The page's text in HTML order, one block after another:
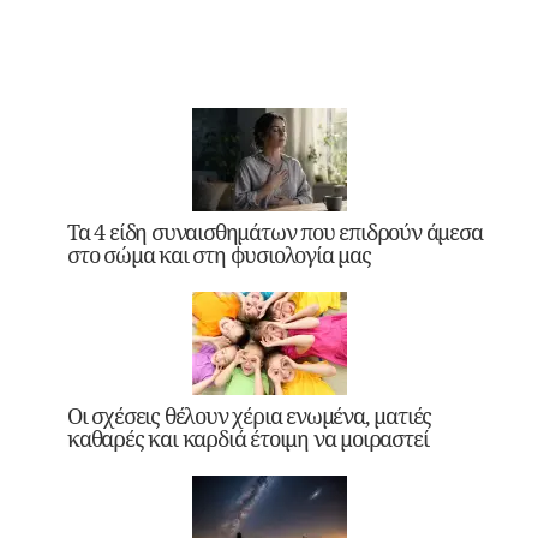
Τα 4 είδη συναισθημάτων που επιδρούν άμεσα
στο σώμα και στη φυσιολογία μας
Οι σχέσεις θέλουν χέρια ενωμένα, ματιές
καθαρές και καρδιά έτοιμη να μοιραστεί